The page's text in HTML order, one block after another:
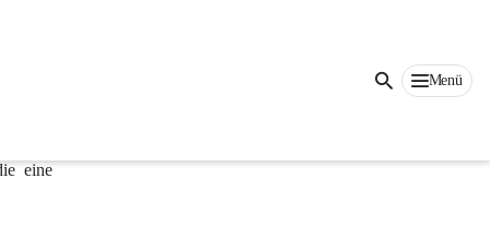
Menü
eine